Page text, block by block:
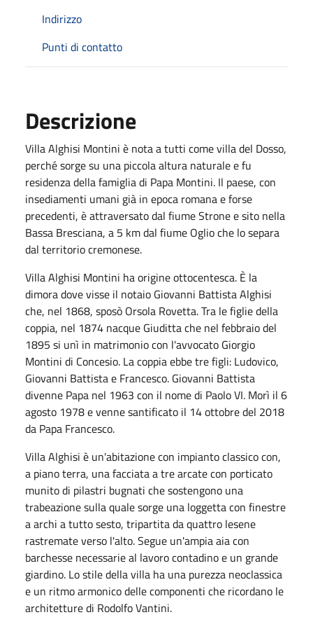
Indirizzo
Punti di contatto
Descrizione
Villa Alghisi Montini è nota a tutti come villa del Dosso,
perché sorge su una piccola altura naturale e fu
residenza della famiglia di Papa Montini. Il paese, con
insediamenti umani già in epoca romana e forse
precedenti, è attraversato dal fiume Strone e sito nella
Bassa Bresciana, a 5 km dal fiume Oglio che lo separa
dal territorio cremonese.
Villa Alghisi Montini ha origine ottocentesca. È la
dimora dove visse il notaio Giovanni Battista Alghisi
che, nel 1868, sposò Orsola Rovetta. Tra le figlie della
coppia, nel 1874 nacque Giuditta che nel febbraio del
1895 si unì in matrimonio con l'avvocato Giorgio
Montini di Concesio. La coppia ebbe tre figli: Ludovico,
Giovanni Battista e Francesco. Giovanni Battista
divenne Papa nel 1963 con il nome di Paolo VI. Morì il 6
agosto 1978 e venne santificato il 14 ottobre del 2018
da Papa Francesco.
Villa Alghisi è un'abitazione con impianto classico con,
a piano terra, una facciata a tre arcate con porticato
munito di pilastri bugnati che sostengono una
trabeazione sulla quale sorge una loggetta con finestre
a archi a tutto sesto, tripartita da quattro lesene
rastremate verso l'alto. Segue un'ampia aia con
barchesse necessarie al lavoro contadino e un grande
giardino. Lo stile della villa ha una purezza neoclassica
e un ritmo armonico delle componenti che ricordano le
architetture di Rodolfo Vantini.